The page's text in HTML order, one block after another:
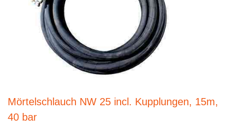
Mörtelschlauch NW 25 incl. Kupplungen, 15m,
40 bar